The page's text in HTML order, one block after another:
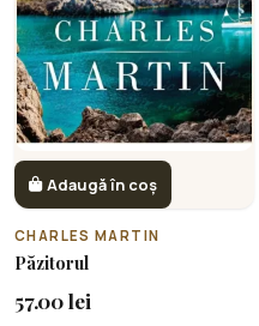
Adaugă în coș
CHARLES MARTIN
Păzitorul
57.00 lei